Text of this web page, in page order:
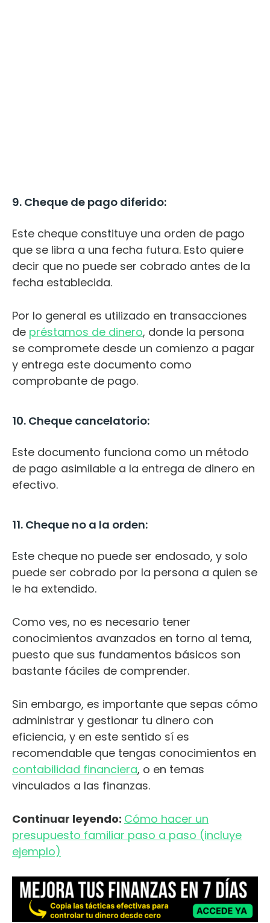
9. Cheque de pago diferido:
Este cheque constituye una orden de pago
que se libra a una fecha futura. Esto quiere
decir que no puede ser cobrado antes de la
fecha establecida.
Por lo general es utilizado en transacciones
de préstamos de dinero, donde la persona
se compromete desde un comienzo a pagar
y entrega este documento como
comprobante de pago.
10. Cheque cancelatorio:
Este documento funciona como un método
de pago asimilable a la entrega de dinero en
efectivo.
11. Cheque no a la orden:
Este cheque no puede ser endosado, y solo
puede ser cobrado por la persona a quien se
le ha extendido.
Como ves, no es necesario tener
conocimientos avanzados en torno al tema,
puesto que sus fundamentos básicos son
bastante fáciles de comprender.
Sin embargo, es importante que sepas cómo
administrar y gestionar tu dinero con
eficiencia, y en este sentido sí es
recomendable que tengas conocimientos en
contabilidad financiera, o en temas
vinculados a las finanzas.
Continuar leyendo: Cómo hacer un
presupuesto familiar paso a paso (incluye
ejemplo)